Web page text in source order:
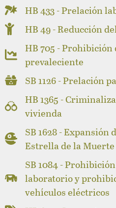
HB 433 - Prelación
HB 49 - Reducción
HB 705 -
prevaleciente
SB 1126 - Prelación
HB 1365 -
vivienda
SB 1628 - Expansión
Estrella de la Muerte
SB 1084 -
laboratorio y
vehículos eléctricos